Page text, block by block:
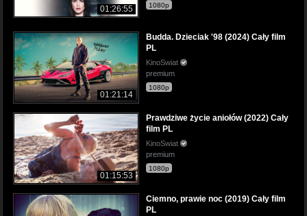
01:26:55 1080p
01:21:14
Budda. Dzieciak '98 (2024) Cały film
PL
KinoSwiat
premium
1080p
01:15:53
Prawdziwe życie aniołów (2022) Cały
film PL
KinoSwiat
premium
1080p
Ciemno, prawie noc (2019) Cały film
PL